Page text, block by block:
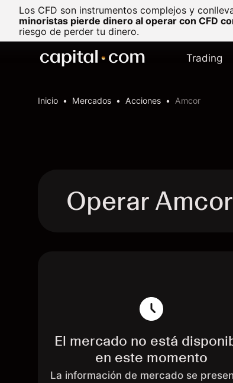
Los CFD son instrumentos complejos y
minoristas pierde dinero al operar con CFD
riesgo de perder tu dinero.
Trading
Inicio Mercados Acciones Amcor
Operar
El mercado no está
en este momento
La información de mercado se